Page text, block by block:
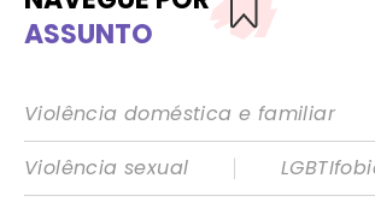
ASSUNTO
Violência doméstica e familiar
Violência sexual
|